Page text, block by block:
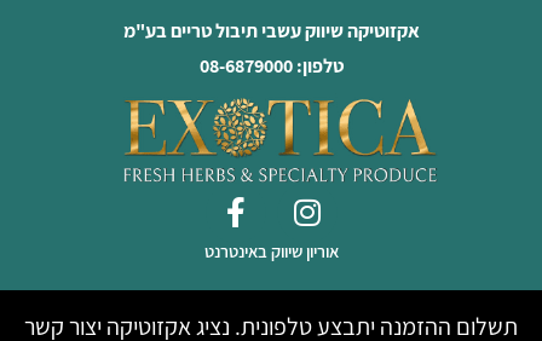
אקזוטיקה שיווק עשבי תיבול טריים בע"מ
טלפון: 08-6879000
אוריון שיווק באינטרנט
תשלום ההזמנה יתבצע טלפונית. נציג אקזוטיקה יצור קשר